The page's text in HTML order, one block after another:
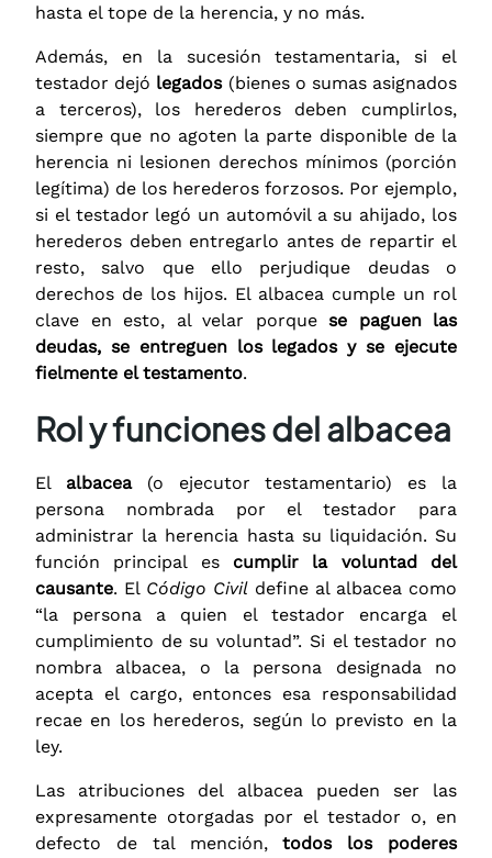
hasta el tope de la herencia, y no más.
Además, en la sucesión testamentaria, si el
testador dejó legados(bienes o sumas asignados
a terceros), los herederos deben cumplirlos,
siempre que no agoten la parte disponible de la
herencia ni lesionen derechos mínimos (porción
legítima) de los herederos forzosos. Por ejemplo,
si el testador legó un automóvil a su ahijado, los
herederos deben entregarlo antes de repartir el
resto, salvo que ello perjudique deudas o
derechos de los hijos. El albacea cumple un rol
clave en esto, al velar porque se paguen las
deudas, se entreguen los legados y se ejecute
fielmente el testamento.
Rol y funciones del albacea
El albacea(o ejecutor testamentario) es la
persona nombrada por el testador para
administrar la herencia hasta su liquidación. Su
función principal es cumplir la voluntad del
causante. El Código Civil define al albacea como
“la persona a quien el testador encarga el
cumplimiento de su voluntad”. Si el testador no
nombra albacea, o la persona designada no
acepta el cargo, entonces esa responsabilidad
recae en los herederos, según lo previsto en la
ley.
Las atribuciones del albacea pueden ser las
expresamente otorgadas por el testador o, en
defecto de tal mención,todos los poderes